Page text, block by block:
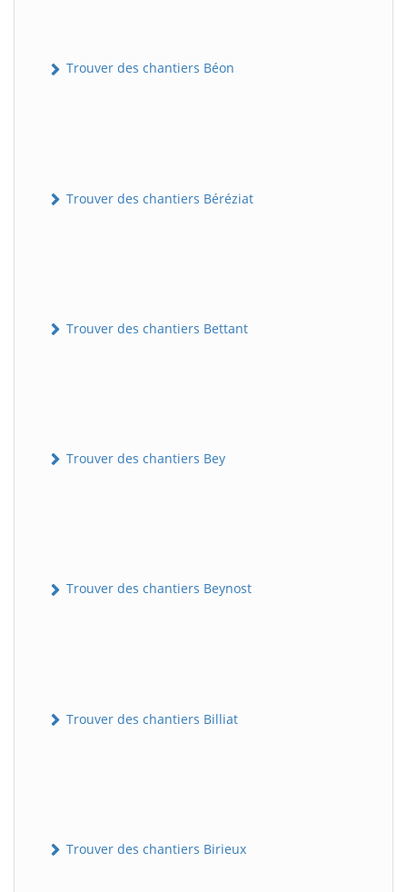
Trouver des chantiers Béon
Trouver des chantiers Béréziat
Trouver des chantiers Bettant
Trouver des chantiers Bey
Trouver des chantiers Beynost
Trouver des chantiers Billiat
Trouver des chantiers Birieux